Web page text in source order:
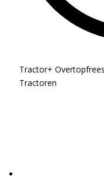
Tractor+ Overtopfrees
Tractoren